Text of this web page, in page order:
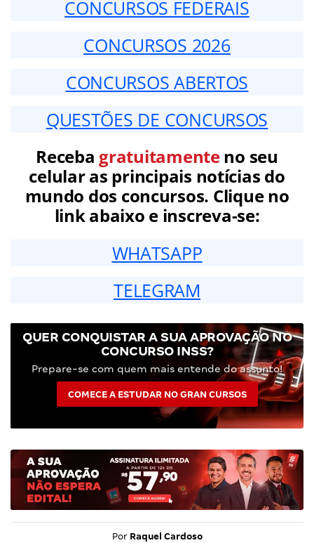
CONCURSOS FEDERAIS
CONCURSOS 2026
CONCURSOS ABERTOS
QUESTÕES DE CONCURSOS
Receba gratuitamenteno seu
celular as principais notícias do
mundo dos concursos. Clique no
link abaixo e inscreva-se:
WHATSAPP
TELEGRAM
QUER CONQUISTAR A SUA APROVAÇÃO NO
CONCURSO INSS?
Prepare-se com quem mais entende do assunto!
COMECE A ESTUDAR NO GRAN CURSOS
Por Raquel Cardoso